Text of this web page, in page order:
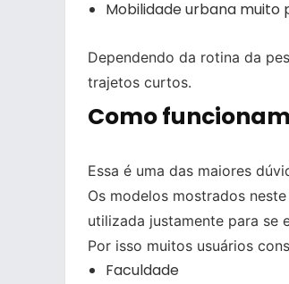
Mobilidade urbana muito
Dependendo da rotina da
trajetos curtos.
Como
Essa é uma das maiores
Os modelos mostrados
utilizada justamente para se
Por isso muitos usuários
Faculdade